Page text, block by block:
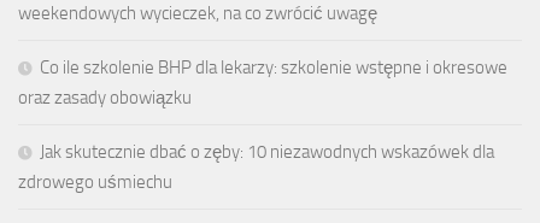
weekendowych wycieczek, na co zwrócić uwagę
Co ile szkolenie BHP dla lekarzy: szkolenie wstępne i okresowe
oraz zasady obowiązku
Jak skutecznie dbać o zęby: 10 niezawodnych wskazówek dla
zdrowego uśmiechu